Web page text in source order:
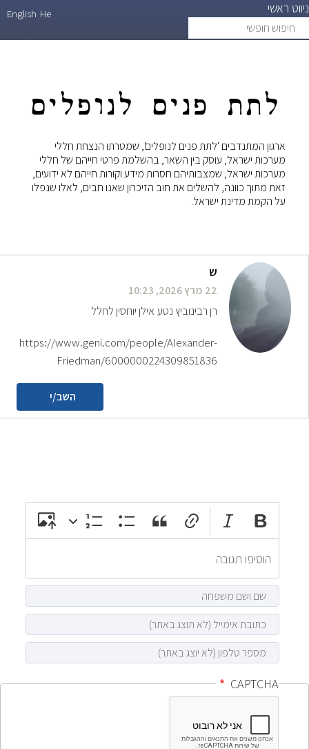
ראשי He
English
לתת פנים לנופלים
ארגון המתנדבים 'לתת פנים לנופלים', שמטרתו הנצחת חללי
מערכות ישראל, עוסק בין השאר, בהשלמת פרטי חייהם של חללי
מערכות ישראל, שמצבותיהם חסרות מידע וקורות חייהם לא ידועים,
זאת מתוך כוונה, להשלים את חוב הזיכרון שאנו חבים, לאלו שנפלו
על הקמת מדינת ישראל.
ש
22 מרץ 2026, 10:23
רן רבינוביץ נטע אילן יוחסין לחלל
https://www.geni.com/people/Alexander-
Friedman/6000000224309851836
השב/י
attach_file
photo_camera
CAPTCHA